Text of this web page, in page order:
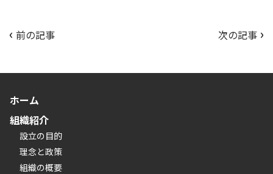
投
ゲ
ー
シ
‹ 前の記事 次の記事 ›
ホーム
組織紹介
設立の目的
理念と政策
組織の概要